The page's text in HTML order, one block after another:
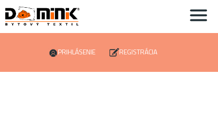
PRIHLÁSENIE REGISTRÁCIA